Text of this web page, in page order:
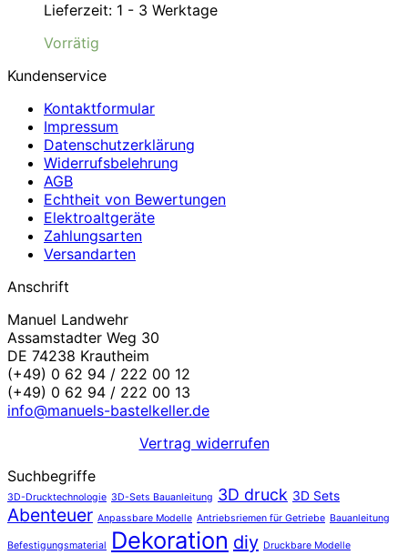
Lieferzeit: 1 - 3 Werktage
Vorrätig
Kundenservice
Kontaktformular
Impressum
Datenschutzerklärung
Widerrufsbelehrung
AGB
Echtheit von Bewertungen
Elektroaltgeräte
Zahlungsarten
Versandarten
Anschrift
Manuel Landwehr
Assamstadter Weg 30
DE 74238 Krautheim
(+49) 0 62 94 / 222 00 12
(+49) 0 62 94 / 222 00 13
info@manuels-bastelkeller.de
Vertrag widerrufen
Suchbegriffe
3D-Drucktechnologie 3D-Sets Bauanleitung 3D druck 3D Sets
Abenteuer Anpassbare Modelle Antriebsriemen für Getriebe Bauanleitung
Befestigungsmaterial Dekoration diy Druckbare Modelle